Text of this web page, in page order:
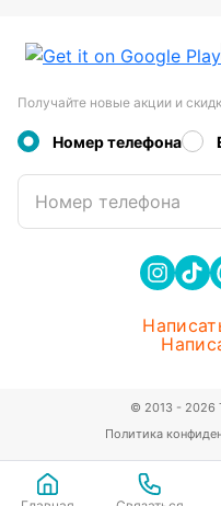
Получайте новые акции и
Номер телефона
Номер телефона
Политика
© 2013 - 2026